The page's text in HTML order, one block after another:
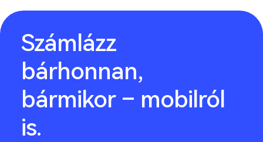
Számlázz
bárhonnan,
bármikor – mobilról
is.